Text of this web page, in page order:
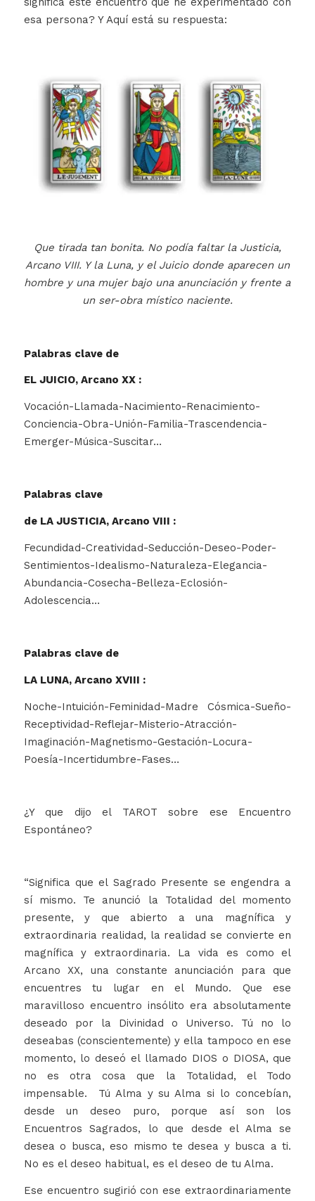
esa persona? Y Aquí está su respuesta:
Que tirada tan bonita. No podía faltar la Justicia,
Arcano VIII. Y la Luna, y el Juicio donde aparecen un
hombre y una mujer bajo una anunciación y frente a
un ser-obra místico naciente.
Palabras clave de
EL JUICIO, Arcano XX :
Vocación-Llamada-Nacimiento-Renacimiento-
Conciencia-Obra-Unión-Familia-Trascendencia-
Emerger-Música-Suscitar…
Palabras clave
de LA JUSTICIA, Arcano VIII :
Fecundidad-Creatividad-Seducción-Deseo-Poder-
Sentimientos-Idealismo-Naturaleza-Elegancia-
Abundancia-Cosecha-Belleza-Eclosión-
Adolescencia…
Palabras clave de
LA LUNA, Arcano XVIII :
Noche-Intuición-Feminidad-Madre Cósmica-Sueño-
Receptividad-Reflejar-Misterio-Atracción-
Imaginación-Magnetismo-Gestación-Locura-
Poesía-Incertidumbre-Fases…
¿Y que dijo el TAROT sobre ese Encuentro
Espontáneo?
“Significa que el Sagrado Presente se engendra a
sí mismo. Te anunció la Totalidad del momento
presente, y que abierto a una magnífica y
extraordinaria realidad, la realidad se convierte en
magnífica y extraordinaria. La vida es como el
Arcano XX, una constante anunciación para que
encuentres tu lugar en el Mundo. Que ese
maravilloso encuentro insólito era absolutamente
deseado por la Divinidad o Universo. Tú no lo
deseabas (conscientemente) y ella tampoco en ese
momento, lo deseó el llamado DIOS o DIOSA, que
no es otra cosa que la Totalidad, el Todo
impensable. Tú Alma y su Alma si lo concebían,
desde un deseo puro, porque así son los
Encuentros Sagrados, lo que desde el Alma se
desea o busca, eso mismo te desea y busca a ti.
No es el deseo habitual, es el deseo de tu Alma.
Ese encuentro sugirió con ese extraordinariamente